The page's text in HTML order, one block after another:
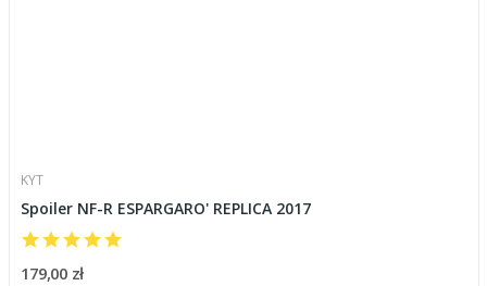
KYT
Spoiler NF-R ESPARGARO' REPLICA 2017
179,00 zł